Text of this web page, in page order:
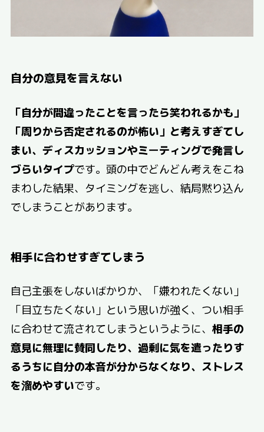
自分の意見を言えない
「自分が間違ったことを言ったら笑われるかも」
「周りから否定されるのが怖い」と考えすぎてし
まい、ディスカッションやミーティングで発言し
づらいタイプです。頭の中でどんどん考えをこね
まわした結果、タイミングを逃し、結局黙り込ん
でしまうことがあります。
相手に合わせすぎてしまう
自己主張をしないばかりか、「嫌われたくない」
「目立ちたくない」という思いが強く、つい相手
に合わせて流されてしまうというように、 相手の
意見に無理に賛同したり、過剰に気を遣ったりす
るうちに自分の本音が分からなくなり、ストレス
を溜めやすいです。